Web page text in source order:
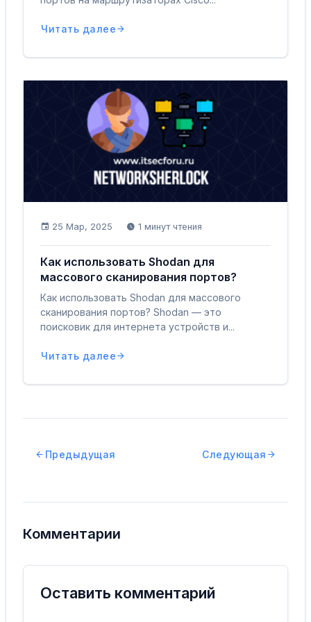
Читать далее
25 Мар, 2025 1 минут чтения
Как использовать Shodan для
массового сканирования портов?
Как использовать Shodan для массового
сканирования портов? Shodan — это
поисковик для интернета устройств и...
Читать далее
Предыдущая Следующая
Комментарии
Оставить комментарий